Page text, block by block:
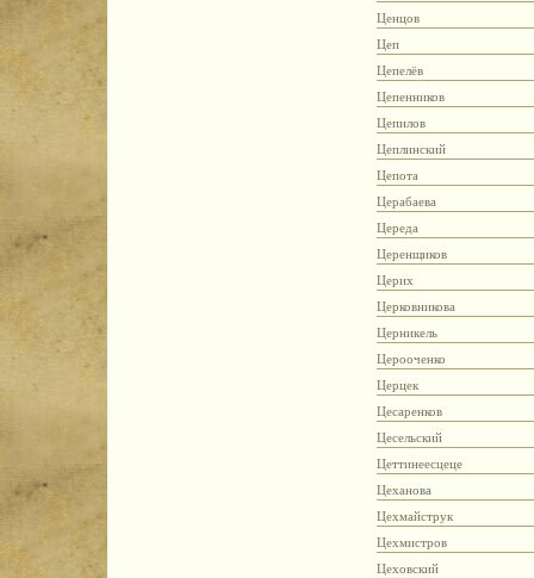
Ценцов
Цеп
Цепелёв
Цепенников
Цепилов
Цеплинский
Цепота
Церабаева
Цереда
Церенщиков
Церих
Церковникова
Церникель
Церооченко
Церцек
Цесаренков
Цесельский
Цеттинеесцеце
Цеханова
Цехмайструк
Цехмистров
Цеховский